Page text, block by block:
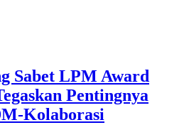
Sabet LPM Award
Pentingnya
Kolaborasi